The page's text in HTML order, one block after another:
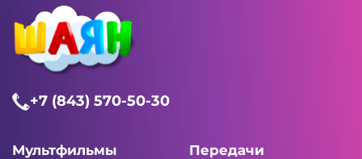
+7 (843) 570-50-30
Мультфильмы
Передачи